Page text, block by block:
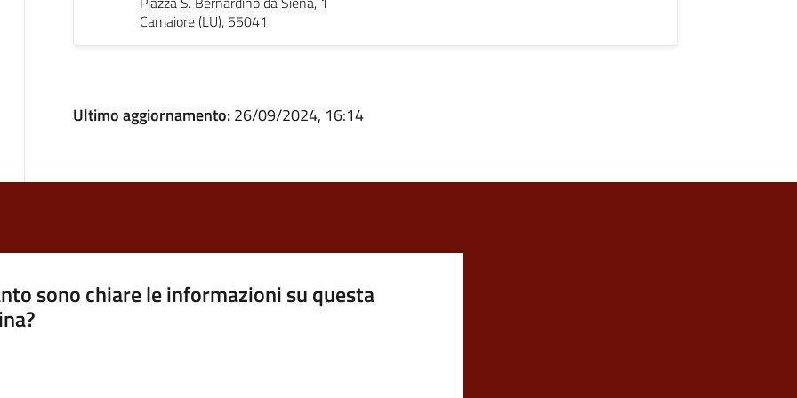
Camaiore (LU), 55041
Ultimo aggiornamento:26/09/2024, 16:14
sono chiare le informazioni su questa
5 stelle su 5